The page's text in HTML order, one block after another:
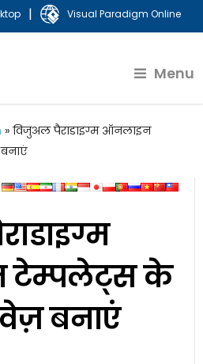
| Visual Paradigm Online
Menu
»विजुअल पैराडाइग्म ऑनलाइन
टेम्पलेट्स के
बनाएं